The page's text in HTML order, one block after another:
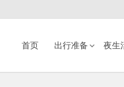
首页 出行准备 夜生